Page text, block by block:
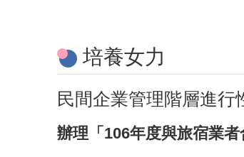
培養女力
民間企業管理階層進
辦理「106年度與旅宿業者